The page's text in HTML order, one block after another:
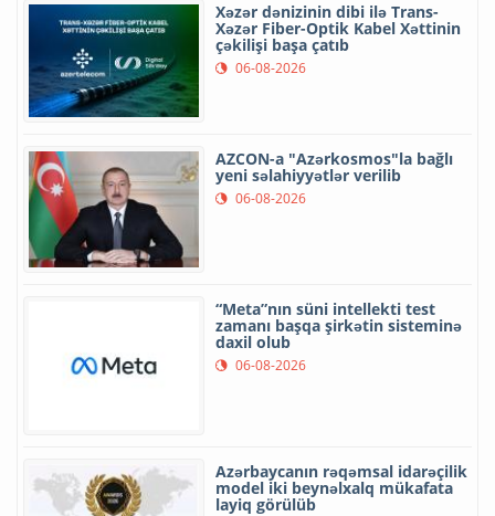
Xəzər dənizinin dibi ilə Trans-
Xəzər Fiber-Optik Kabel Xəttinin
çəkilişi başa çatıb
06-08-2026
AZCON-a "Azərkosmos"la bağlı
yeni səlahiyyətlər verilib
06-08-2026
“Meta”nın süni intellekti test
zamanı başqa şirkətin sisteminə
daxil olub
06-08-2026
Azərbaycanın rəqəmsal idarəçilik
model iki beynəlxalq mükafata
layiq görülüb